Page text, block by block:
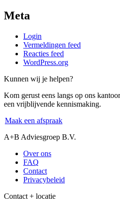
Meta
Login
Vermeldingen feed
Reacties feed
WordPress.org
Kunnen wij je helpen?
Kom gerust eens langs op ons
een vrijblijvende kennismaking.
Maak een afspraak
A+B Adviesgroep B.V.
Over ons
FAQ
Contact
Privacybeleid
Contact + locatie